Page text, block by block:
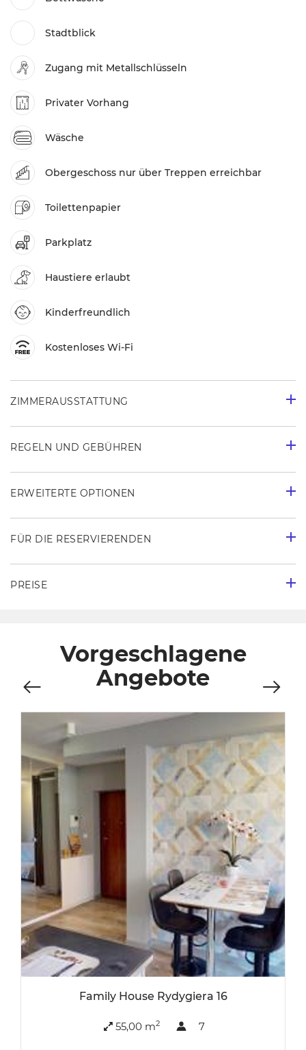
Stadtblick
Zugang mit Metallschlüsseln
Privater Vorhang
Wäsche
Obergeschoss nur über Treppen erreichbar
Toilettenpapier
Parkplatz
Haustiere erlaubt
Kinderfreundlich
Kostenloses Wi-Fi
ZIMMERAUSSTATTUNG
REGELN UND GEBÜHREN
ERWEITERTE OPTIONEN
FÜR DIE RESERVIERENDEN
PREISE
Vorgeschlagene
Angebote
Family House Rydygiera 16
55,00 m2 7